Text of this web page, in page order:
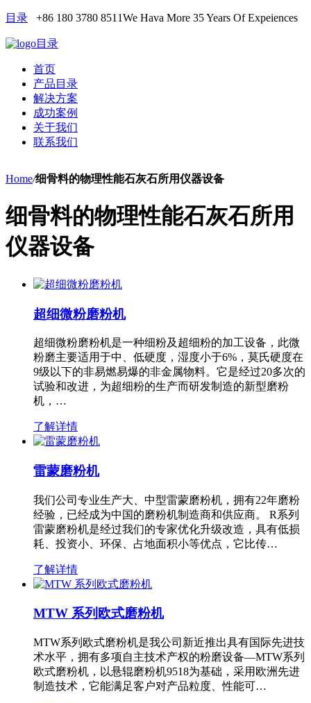
目录 +86 180 3780 8511We Hava More 35 Years Of Expeiences
目录
首页
产品目录
解决方案
成功案例
关于我们
联系我们
Home/细骨料的物理性能石灰石所用仪器设备
细骨料的物理性能石灰石所用
仪器设备
超细微粉磨粉机
超细微粉磨粉机是一种细粉及超细粉的加工设备，此微
粉磨主要适用于中、低硬度，湿度小于6%，莫氏硬度在
9级以下的非易燃易爆的非金属物料。它是经过20多次的
试验和改进，为超细粉的生产而研发制造的新型磨粉
机，…
了解详情
雷蒙磨粉机
我们公司专业生产大、中型雷蒙磨粉机，拥有22年磨粉
经验，已经成为中国的磨粉机制造商和供应商。 R系列
雷蒙磨粉机是经过我们的专家优化升级改造，具有低损
耗、投资小、环保、占地面积小等优点，它比传…
了解详情
MTW 系列欧式磨粉机
MTW系列欧式磨粉机是我公司新近推出具有国际先进技
术水平，拥有多项自主技术产权的粉磨设备—MTW系列
欧式磨粉机，以悬辊磨粉机9518为基础，采用欧洲先进
制造技术，它能满足客户对产品粒度、性能可…